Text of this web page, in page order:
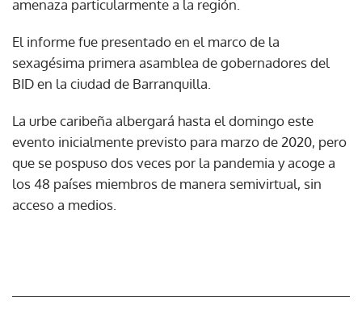
amenaza particularmente a la región.
El informe fue presentado en el marco de la
sexagésima primera asamblea de gobernadores del
BID en la ciudad de Barranquilla.
La urbe caribeña albergará hasta el domingo este
evento inicialmente previsto para marzo de 2020, pero
que se pospuso dos veces por la pandemia y acoge a
los 48 países miembros de manera semivirtual, sin
acceso a medios.